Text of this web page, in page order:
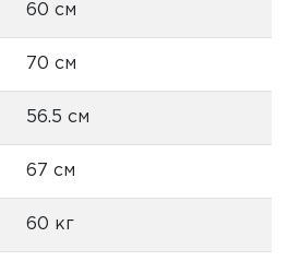
60 см
70 см
56.5 см
67 см
60 кг